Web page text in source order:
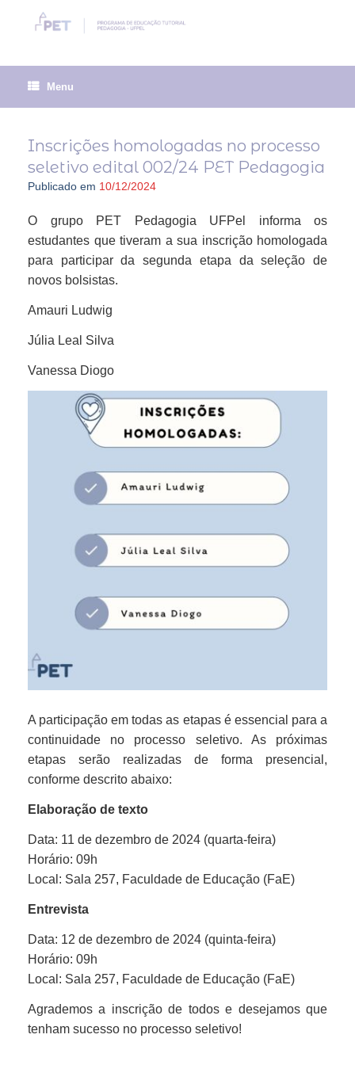
Menu
Inscrições homologadas no processo
seletivo edital 002/24 PET Pedagogia
Publicado em 10/12/2024
O grupo PET Pedagogia UFPel informa os
estudantes que tiveram a sua inscrição homologada
para participar da segunda etapa da seleção de
novos bolsistas.
Amauri Ludwig
Júlia Leal Silva
Vanessa Diogo
A participação em todas as etapas é essencial para a
continuidade no processo seletivo. As próximas
etapas serão realizadas de forma presencial,
conforme descrito abaixo:
Elaboração de texto
Data: 11 de dezembro de 2024 (quarta-feira)
Horário: 09h
Local: Sala 257, Faculdade de Educação (FaE)
Entrevista
Data: 12 de dezembro de 2024 (quinta-feira)
Horário: 09h
Local: Sala 257, Faculdade de Educação (FaE)
Agrademos a inscrição de todos e desejamos que
tenham sucesso no processo seletivo!